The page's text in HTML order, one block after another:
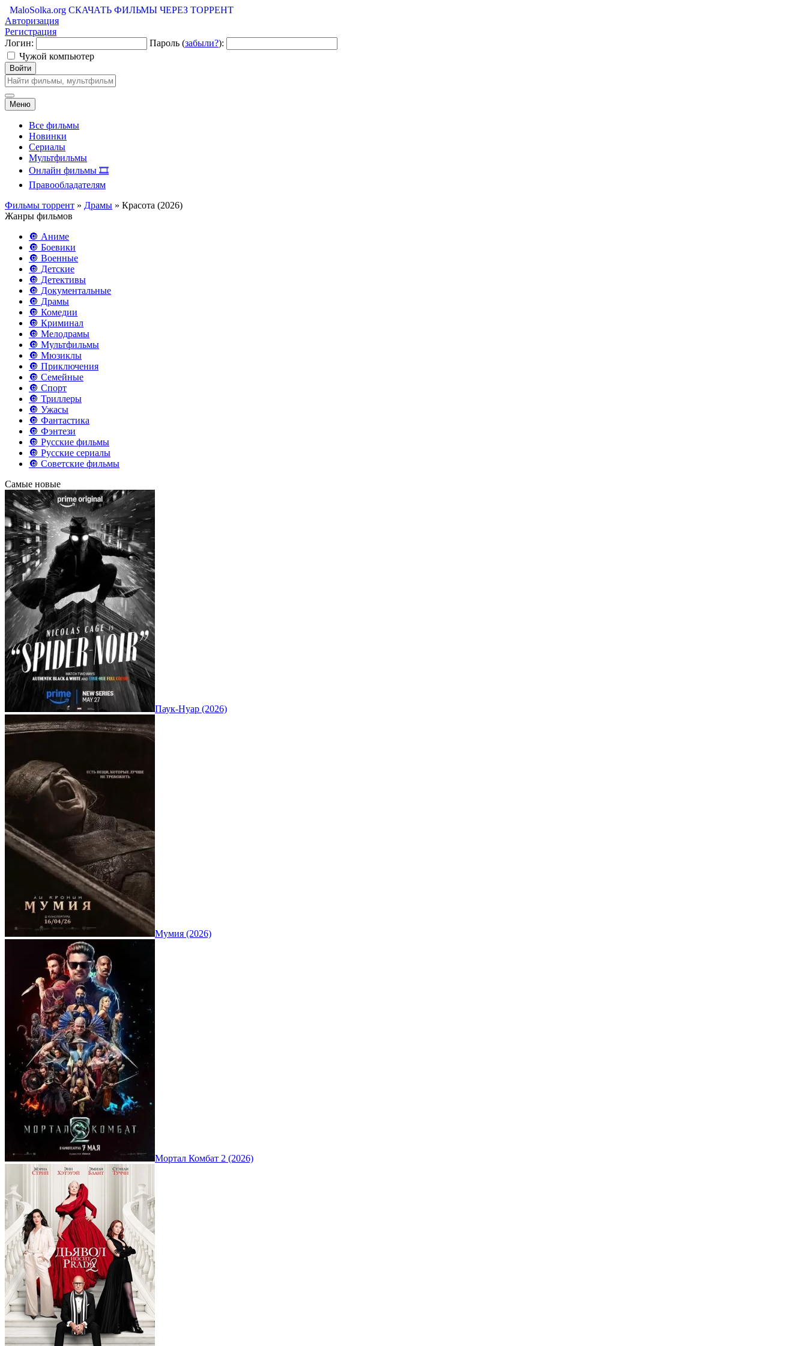
MaloSolka.org СКАЧАТЬ ФИЛЬМЫ ЧЕРЕЗ ТОРРЕНТ
Авторизация
Регистрация
Логин:
Пароль (забыли?):
Чужой компьютер
Войти
Меню
Все фильмы
Новинки
Сериалы
Мультфильмы
Онлайн фильмы 🎞️
Правообладателям
Фильмы торрент » Драмы » Красота (2026)
Жанры фильмов
🔘 Аниме
🔘 Боевики
🔘 Военные
🔘 Детские
🔘 Детективы
🔘 Документальные
🔘 Драмы
🔘 Комедии
🔘 Криминал
🔘 Мелодрамы
🔘 Мультфильмы
🔘 Мюзиклы
🔘 Приключения
🔘 Семейные
🔘 Спорт
🔘 Триллеры
🔘 Ужасы
🔘 Фантастика
🔘 Фэнтези
🔘 Русские фильмы
🔘 Русские сериалы
🔘 Советские фильмы
Самые новые
Паук-Нуар (2026)
Мумия (2026)
Мортал Комбат 2 (2026)